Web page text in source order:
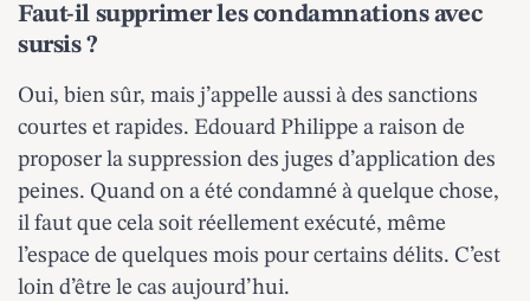
Faut-il supprimer les condamnations avec
sursis ?
Oui, bien sûr, mais j’appelle aussi à des sanctions
courtes et rapides. Edouard Philippe a raison de
proposer la suppression des juges d’application des
peines. Quand on a été condamné à quelque chose,
il faut que cela soit réellement exécuté, même
l’espace de quelques mois pour certains délits. C’est
loin d’être le cas aujourd’hui.